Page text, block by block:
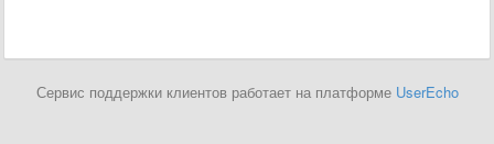
Сервис поддержки клиентов работает на платформе UserEcho